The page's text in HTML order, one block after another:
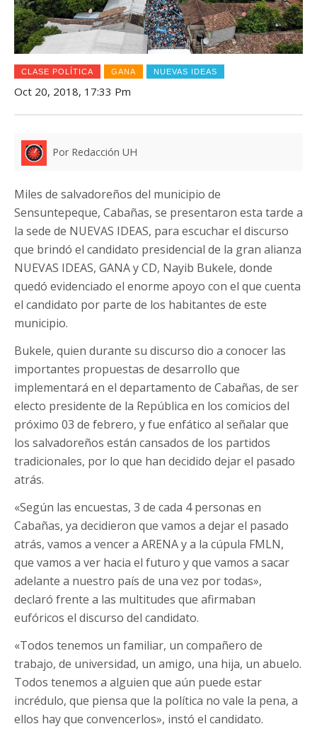
CLASE POLÍTICA GANA NUEVAS IDEAS
Oct 20, 2018, 17:33 Pm
Por Redacción UH
Miles de salvadoreños del municipio de
Sensuntepeque, Cabañas, se presentaron esta tarde a
la sede de NUEVAS IDEAS, para escuchar el discurso
que brindó el candidato presidencial de la gran alianza
NUEVAS IDEAS, GANA y CD, Nayib Bukele, donde
quedó evidenciado el enorme apoyo con el que cuenta
el candidato por parte de los habitantes de este
municipio.
Bukele, quien durante su discurso dio a conocer las
importantes propuestas de desarrollo que
implementará en el departamento de Cabañas, de ser
electo presidente de la República en los comicios del
próximo 03 de febrero, y fue enfático al señalar que
los salvadoreños están cansados de los partidos
tradicionales, por lo que han decidido dejar el pasado
atrás.
«Según las encuestas, 3 de cada 4 personas en
Cabañas, ya decidieron que vamos a dejar el pasado
atrás, vamos a vencer a ARENA y a la cúpula FMLN,
que vamos a ver hacia el futuro y que vamos a sacar
adelante a nuestro país de una vez por todas»,
declaró frente a las multitudes que afirmaban
eufóricos el discurso del candidato.
«Todos tenemos un familiar, un compañero de
trabajo, de universidad, un amigo, una hija, un abuelo.
Todos tenemos a alguien que aún puede estar
incrédulo, que piensa que la política no vale la pena, a
ellos hay que convencerlos», instó el candidato.